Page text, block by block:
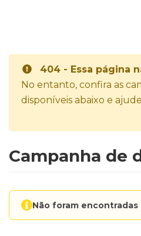
404 - Essa página
No entanto, confira as
disponíveis abaixo e
Campanha de
Não foram